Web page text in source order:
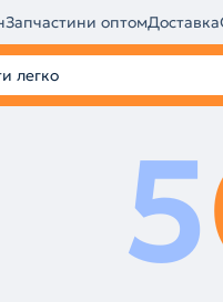
Запчастини оптомДоставка
5